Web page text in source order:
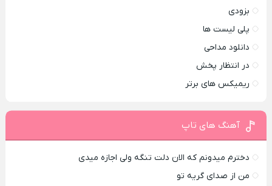
بزودی
پلی لیست ها
دانلود مداحی
در انتظار پخش
ریمیکس های برتر
آهنگ های تاپ
دخترم میدونم که الان دلت تنگه ولی اجازه میدی
من از صدای گريه تو